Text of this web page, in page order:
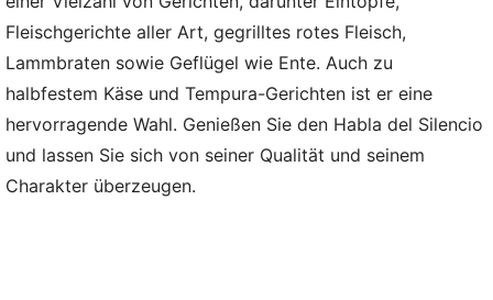
Fleischgerichte aller Art, gegrilltes rotes Fleisch,
Lammbraten sowie Geflügel wie Ente. Auch zu
halbfestem Käse und Tempura-Gerichten ist er eine
hervorragende Wahl. Genießen Sie den Habla del Silencio
und lassen Sie sich von seiner Qualität und seinem
Charakter überzeugen.